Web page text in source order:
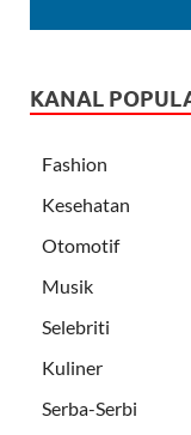
KANAL
Fashion
Kesehatan
Otomotif
Musik
Selebriti
Kuliner
Serba-Serbi